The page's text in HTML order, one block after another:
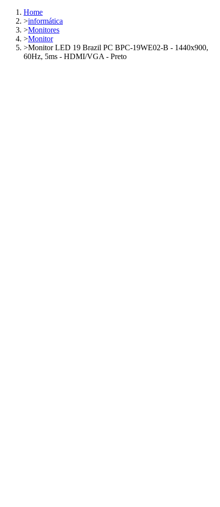
Home
>informática
>Monitores
>Monitor
>Monitor LED 19 Brazil PC BPC-19WE02-B - 1440x900,
60Hz, 5ms - HDMI/VGA - Preto